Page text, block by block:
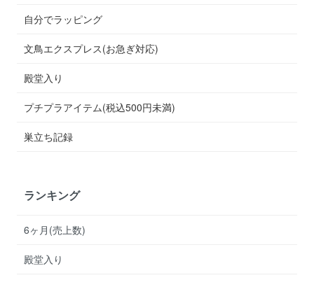
自分でラッピング
文鳥エクスプレス(お急ぎ対応)
殿堂入り
プチプラアイテム(税込500円未満)
巣立ち記録
ランキング
6ヶ月(売上数)
殿堂入り